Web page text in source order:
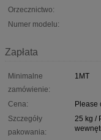
Orzecznictwo:
Numer modelu:
Zapłata
Minimalne
zamówienie:
1MT
Cena:
Please
Szczegóły
pakowania:
25 kg /